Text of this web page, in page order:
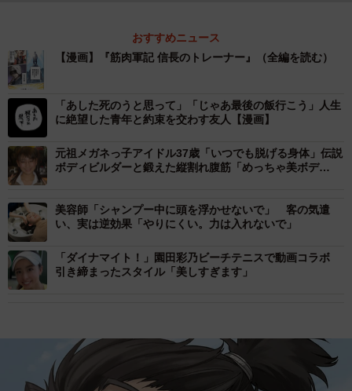
おすすめニュース
【漫画】『筋肉軍記 信長のトレーナー』（全編を読む）
「あした死のうと思って」「じゃあ最後の飯行こう」人生
に絶望した青年と約束を交わす友人【漫画】
元祖メガネっ子アイドル37歳「いつでも脱げる身体」伝説
ボディビルダーと鍛えた縦割れ腹筋「めっちゃ美ボデ
美容師「シャンプー中に頭を浮かせないで」 客の気遣
い、実は逆効果「やりにくい。力は入れないで」
「ダイナマイト！」園田彩乃ビーチテニスで動画コラボ
引き締まったスタイル「美しすぎます」